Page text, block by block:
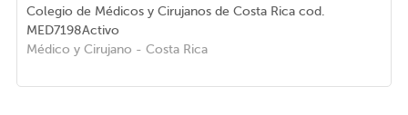
Colegio de Médicos y Cirujanos de Costa Rica cod.
MED7198Activo
Médico y Cirujano - Costa Rica